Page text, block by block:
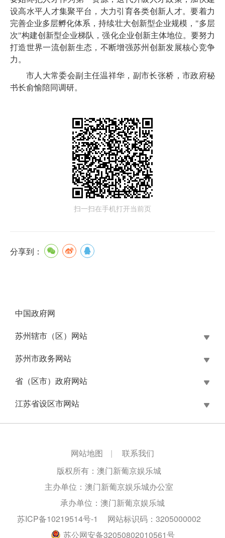
设高水平人才集聚平台，大力引育各类创新人才。要着力
完善企业多层孵化体系，持续壮大创新型企业规模，"多层
次"构建创新型企业梯队，强化企业创新主体地位。要努力
打造世界一流创新生态，不断增强苏州创新发展核心竞争
力。
市人大常委会副主任温祥华，副市长张桥，市政府秘
书长俞愉陪同调研。
扫一扫在手机打开当前页
分享到：
中国政府网
苏州辖市（区）网站
苏州市政务网站
省（区市）政府网站
江苏省设区市网站
网站地图 |
联系我们
版权所有：澳门新葡京娱乐城
主办单位：澳门新葡京娱乐城办公室
承办单位：澳门新葡京娱乐城
苏ICP备10219514号-1
网站标识码：3205000002
苏公网安备32050802010561号